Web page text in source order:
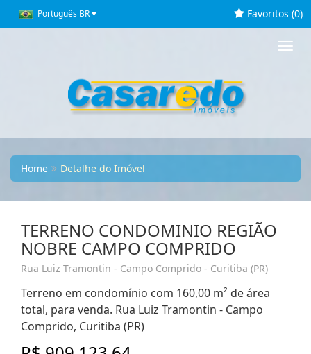
Português BR Favoritos (0)
Home Detalhe do Imóvel
TERRENO CONDOMINIO REGIÃO
NOBRE CAMPO COMPRIDO
Rua Luiz Tramontin - Campo Comprido - Curitiba (PR)
Terreno em condomínio com 160,00 m² de área
total, para venda. Rua Luiz Tramontin - Campo
Comprido, Curitiba (PR)